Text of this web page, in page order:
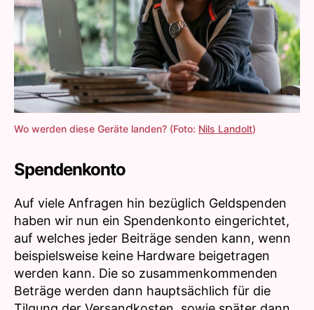
Wo werden diese Geräte landen? (Foto: Nils Landolt)
Spendenkonto
Auf viele Anfragen hin bezüglich Geldspenden
haben wir nun ein Spendenkonto eingerichtet,
auf welches jeder Beiträge senden kann, wenn
beispielsweise keine Hardware beigetragen
werden kann. Die so zusammenkommenden
Beträge werden dann hauptsächlich für die